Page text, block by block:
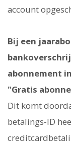
account
Bij een
abonnement
"Gratis
Dit komt
betalings-ID